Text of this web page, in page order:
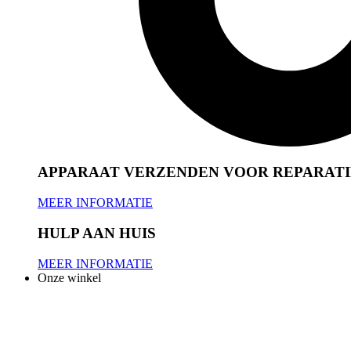
APPARAAT VERZENDEN VOOR
MEER INFORMATIE
HULP AAN HUIS
MEER INFORMATIE
Onze winkel